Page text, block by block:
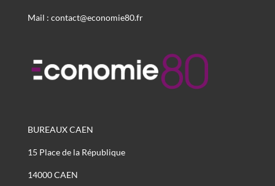
Mail : contact@economie80.fr
BUREAUX CAEN
15 Place de la République
14000 CAEN